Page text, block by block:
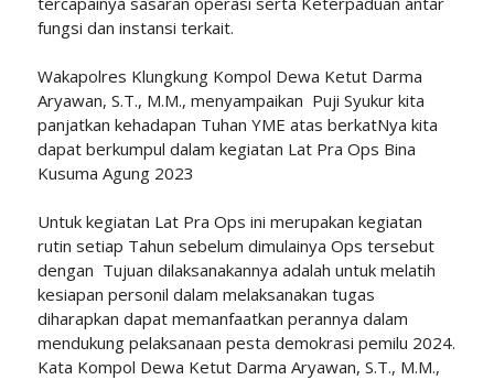
fungsi dan instansi terkait.
Wakapolres Klungkung Kompol Dewa Ketut Darma
Aryawan, S.T., M.M., menyampaikan Puji Syukur kita
panjatkan kehadapan Tuhan YME atas berkatNya kita
dapat berkumpul dalam kegiatan Lat Pra Ops Bina
Kusuma Agung 2023
Untuk kegiatan Lat Pra Ops ini merupakan kegiatan
rutin setiap Tahun sebelum dimulainya Ops tersebut
dengan Tujuan dilaksanakannya adalah untuk melatih
kesiapan personil dalam melaksanakan tugas
diharapkan dapat memanfaatkan perannya dalam
mendukung pelaksanaan pesta demokrasi pemilu 2024.
Kata Kompol Dewa Ketut Darma Aryawan, S.T., M.M.,